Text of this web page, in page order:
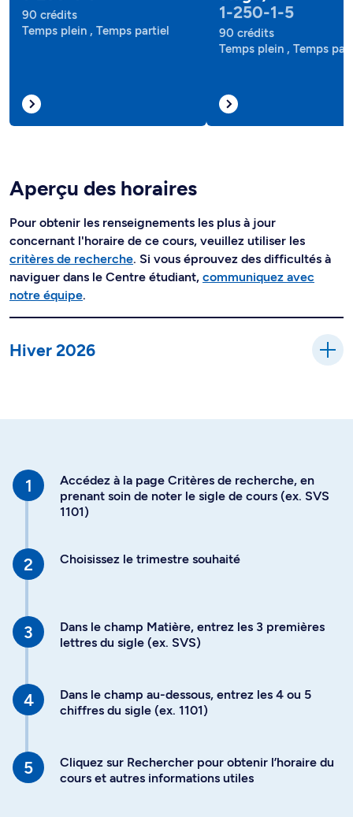
90 crédits
Temps plein , Temps partiel
1-250-1-5
90 crédits
Temps plein , Temps
Aperçu des horaires
Pour obtenir les renseignements les plus à jour
concernant l'horaire de ce cours, veuillez utiliser les
critères de recherche. Si vous éprouvez des difficultés à
naviguer dans le Centre étudiant, communiquez avec
notre équipe.
Hiver 2026
Accédez à la page Critères de recherche, en
prenant soin de noter le sigle de cours (ex. SVS
1101)
Choisissez le trimestre souhaité
Dans le champ Matière, entrez les 3 premières
lettres du sigle (ex. SVS)
Dans le champ au-dessous, entrez les 4 ou 5
chiffres du sigle (ex. 1101)
Cliquez sur Rechercher pour obtenir l’horaire du
cours et autres informations utiles